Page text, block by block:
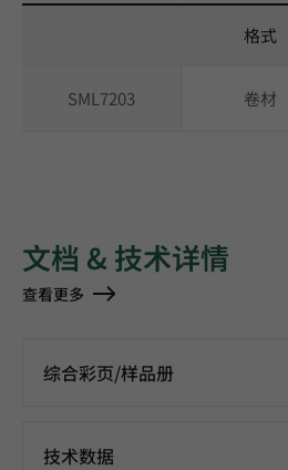
格式
SML7203 卷材
文档 & 技术详情
查看更多
综合彩页/样品册
技术数据